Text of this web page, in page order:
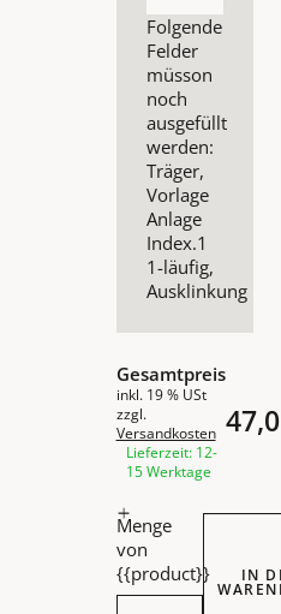
Folgende
Felder
müsson
noch
ausgefüllt
werden:
Träger,
Vorlage
Anlage
Index.1
1-läufig,
Ausklinkung
Gesamtpreis
inkl. 19 % USt
zzgl.
Versandkosten
Lieferzeit: 12-
15 Werktage
Menge
von
{{product}}
Interstil
IN